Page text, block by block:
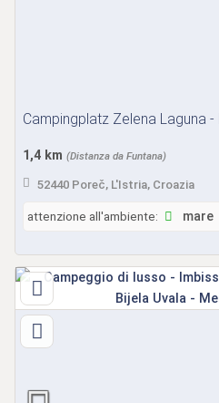
Campingplatz Zelena Laguna
1,4 km (Distanza da Funtana)
52440 Poreč, L'Istria, Croazia
attenzione all'ambiente: mare